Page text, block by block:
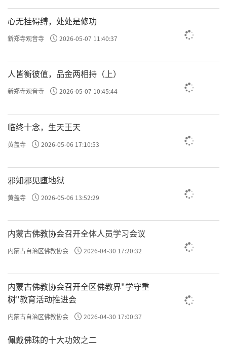
许方勇解读《了凡四训》（十八）
许方勇解读《了凡四训》（十九）
许方勇解读《了凡四训》（二一）
许方勇解读《了凡四训》（二三）
许方勇解读《了凡四训》（二五）
许方勇解读《了凡四训》（二六）
许方勇解读《了凡四训》（二七）
责任编辑：勉淳
心无挂碍缚，处处是修功
新郑寺观音寺 2026-05-07 11:40:37
人皆衡彼值，品金两相持（上）
新郑寺观音寺 2026-05-07 10:45:44
临终十念，生天王天
黄盖寺 2026-05-06 17:10:53
邪知邪见堕地狱
黄盖寺 2026-05-06 13:52:29
内蒙古佛教协会召开全体人员学习会议
内蒙古自治区佛教协会 2026-04-30 17:20:32
内蒙古佛教协会召开全区佛教界"学守重
树"教育活动推进会
内蒙古自治区佛教协会 2026-04-30 17:00:37
佩戴佛珠的十大功效之二